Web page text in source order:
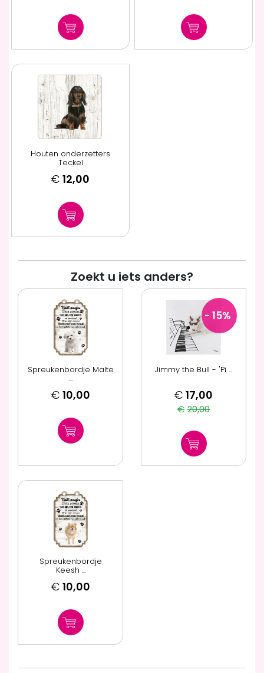
Houten onderzetters
Teckel
€ 12,00
Zoekt u iets anders?
Spreukenbordje Malte
...
€ 10,00
- 15%
Jimmy the Bull - 'Pi ...
€ 17,00
€ 20,00
Spreukenbordje
Keesh ...
€ 10,00